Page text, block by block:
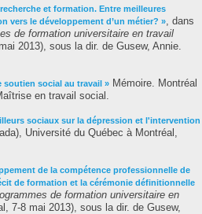
et formation. Entre meilleures
vers le développement d’un métier? », dans
de formation universitaire en travail
2013), sous la dir. de Gusew, Annie.
soutien social au travail » Mémoire. Montréal
en travail social.
sociaux sur la dépression et l'intervention
Université du Québec à Montréal,
de la compétence professionnelle de
de formation et la cérémonie définitionnelle
de formation universitaire en
7-8 mai 2013), sous la dir. de Gusew,